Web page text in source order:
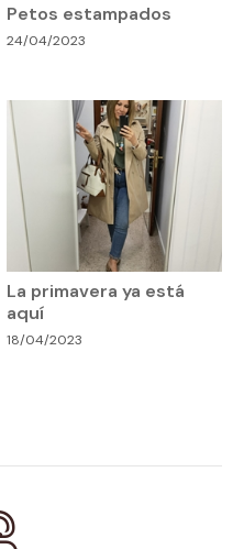
Petos estampados
24/04/2023
La primavera ya está
aquí
18/04/2023